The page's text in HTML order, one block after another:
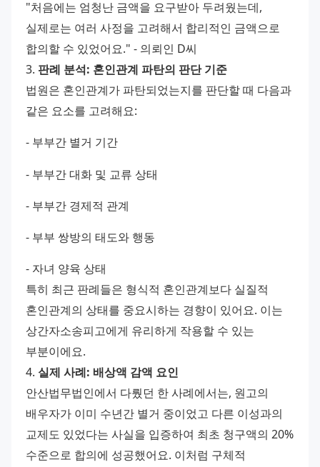
"처음에는 엄청난 금액을 요구받아 두려웠는데,
실제로는 여러 사정을 고려해서 합리적인 금액으로
합의할 수 있었어요." - 의뢰인 D씨
3. 판례 분석: 혼인관계 파탄의 판단 기준
법원은 혼인관계가 파탄되었는지를 판단할 때 다음과
같은 요소를 고려해요:
- 부부간 별거 기간
- 부부간 대화 및 교류 상태
- 부부간 경제적 관계
- 부부 쌍방의 태도와 행동
- 자녀 양육 상태
특히 최근 판례들은 형식적 혼인관계보다 실질적
혼인관계의 상태를 중요시하는 경향이 있어요. 이는
상간자소송피고에게 유리하게 작용할 수 있는
부분이에요.
4. 실제 사례: 배상액 감액 요인
안산법무법인에서 다뤘던 한 사례에서는, 원고의
배우자가 이미 수년간 별거 중이었고 다른 이성과의
교제도 있었다는 사실을 입증하여 최초 청구액의 20%
수준으로 합의에 성공했어요. 이처럼 구체적